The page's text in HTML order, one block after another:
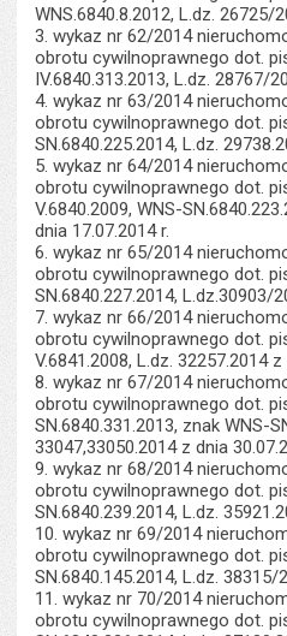
WNS.6840.8.2012, L.dz. 26725/
3. wykaz nr 62/2014
obrotu cywilnoprawnego dot.
IV.6840.313.2013, L.dz. 28767/
4. wykaz nr 63/2014
obrotu cywilnoprawnego dot.
SN.6840.225.2014, L.dz.
5. wykaz nr 64/2014
obrotu cywilnoprawnego dot.
V.6840.2009, WNS-
dnia 17.07.2014 r.
6. wykaz nr 65/2014
obrotu cywilnoprawnego dot.
SN.6840.227.2014, L.dz.30903/
7. wykaz nr 66/2014
obrotu cywilnoprawnego dot.
V.6841.2008, L.dz. 32257.2014
8. wykaz nr 67/2014
obrotu cywilnoprawnego dot.
SN.6840.331.2013, znak WNS-
33047,33050.2014 z dnia
9. wykaz nr 68/2014
obrotu cywilnoprawnego dot.
SN.6840.239.2014, L.dz.
10. wykaz nr 69/2014
obrotu cywilnoprawnego dot.
SN.6840.145.2014, L.dz.
11. wykaz nr 70/2014
obrotu cywilnoprawnego dot.